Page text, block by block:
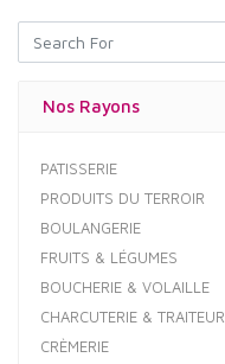
Nos Rayons
PATISSERIE
PRODUITS DU TERROIR
BOULANGERIE
FRUITS & LÉGUMES
BOUCHERIE & VOLAILLE
CHARCUTERIE & TRAITEUR
CRÈMERIE